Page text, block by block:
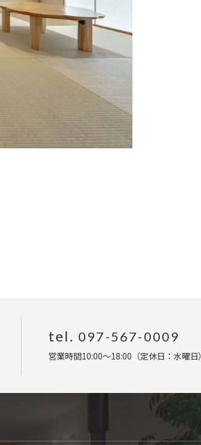
tel. 097-567-0009
営業時間10:00〜18:00（定休日：水曜日）